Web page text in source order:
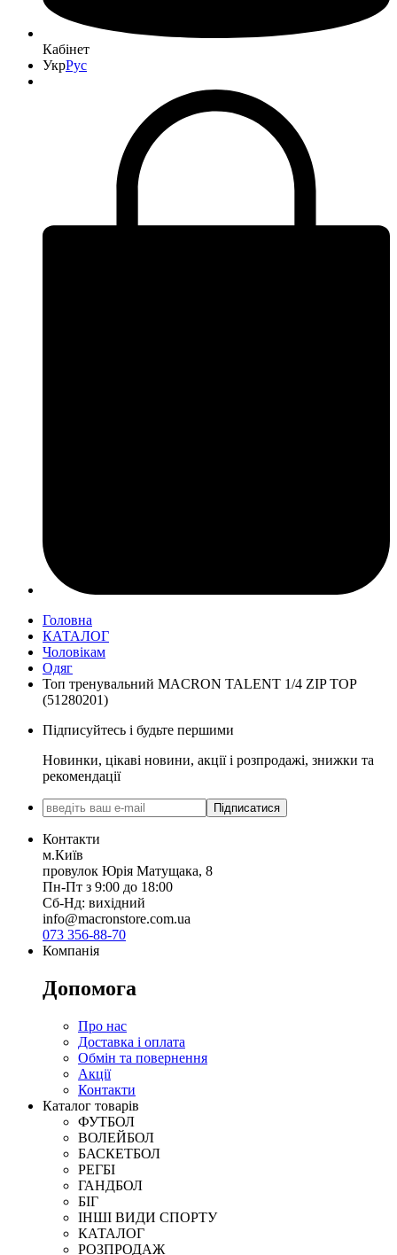
Кабінет
УкрРус
Головна
КАТАЛОГ
Чоловікам
Одяг
Топ тренувальний MACRON TALENT 1/4 ZIP TOP
(51280201)
Підписуйтесь і будьте першими
Новинки, цікаві новини, акції і розпродажі, знижки та
рекомендації
Підписатися
Контакти
м.Київ
провулок Юрія Матущака, 8
Пн-Пт з 9:00 до 18:00
Сб-Нд: вихідний
info@macronstore.com.ua
073 356-88-70
Компанія
Допомога
Про нас
Доставка і оплата
Обмін та повернення
Акції
Контакти
Каталог товарів
ФУТБОЛ
ВОЛЕЙБОЛ
БАСКЕТБОЛ
РЕГБІ
ГАНДБОЛ
БІГ
ІНШІ ВИДИ СПОРТУ
КАТАЛОГ
РОЗПРОДАЖ